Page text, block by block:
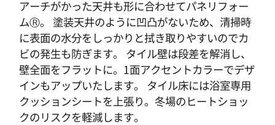
アーチがかった天井も形に合わせてパネリフォー
ムⓇ。 塗装天井のように凹凸がないため、清掃時
に表面の水分をしっかりと拭き取りやすいのでカ
ビの発生も防ぎます。 タイル壁は段差を解消し、
壁全面をフラットに。1面アクセントカラーでデザ
インもアップいたします。 タイル床には浴室専用
クッションシートを上張り。冬場のヒートショッ
クのリスクを軽減します。